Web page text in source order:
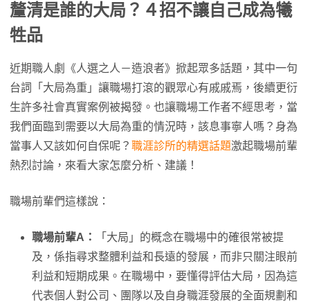
釐清是誰的大局？４招不讓自己成為犧
牲品
近期職人劇《人選之人－造浪者》掀起眾多話題，其中一句
台詞「大局為重」讓職場打滾的觀眾心有戚戚焉，後續更衍
生許多社會真實案例被揭發。也讓職場工作者不經思考，當
我們面臨到需要以大局為重的情況時，該息事寧人嗎？身為
當事人又該如何自保呢？ 職涯診所的精選話題激起職場前輩
熱烈討論，來看大家怎麼分析、建議！
職場前輩們這樣說：
職場前輩A：
「大局」的概念在職場中的確很常被提
及，係指尋求整體利益和長遠的發展，而非只關注眼前
利益和短期成果。在職場中，要懂得評估大局，因為這
代表個人對公司、團隊以及自身職涯發展的全面規劃和